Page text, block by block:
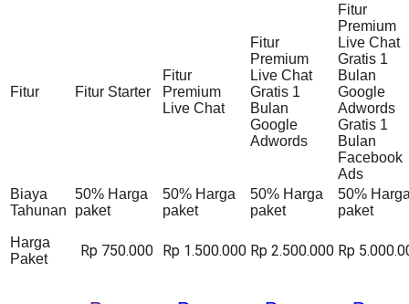
Fitur Fitur Starter
Fitur
Premium
Live Chat
Fitur
Premium
Live Chat
Gratis 1
Bulan
Google
Adwords
Fitur
Premium
Live Chat
Gratis 1
Bulan
Google
Adwords
Gratis 1
Bulan
Facebook
Ads
Biaya
Tahunan
50% Harga
paket
50% Harga
paket
50% Harga
paket
50%
paket
Harga
Paket
Rp 750.000 Rp 1.500.000 Rp 2.500.000 Rp